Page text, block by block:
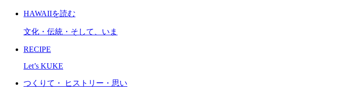
HAWAIIを読む
文化・伝統・そして、いま
RECIPE
Let’s KUKE
つくりて・ ヒストリー・思い